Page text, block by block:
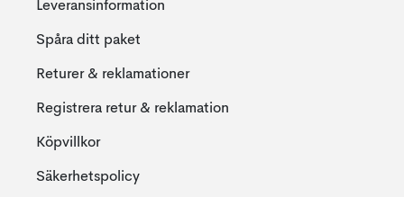
Leveransinformation
Spåra ditt paket
Returer & reklamationer
Registrera retur & reklamation
Köpvillkor
Säkerhetspolicy